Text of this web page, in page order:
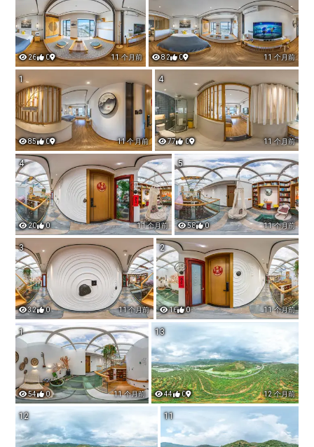
26 0 11 个月前 82 0 11 个月前
1
85 0 11 个月前
4
77 0 11 个月前
4
20 0 11 个月前
5
58 0 11 个月前
3
32 0 11 个月前
2
16 0 11 个月前
1
54 0 11 个月前
13
44 0 12 个月前
12 11